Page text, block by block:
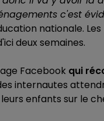
c'est
nationale.
deux semaines.
Facebook qui
internautes
enfants sur le